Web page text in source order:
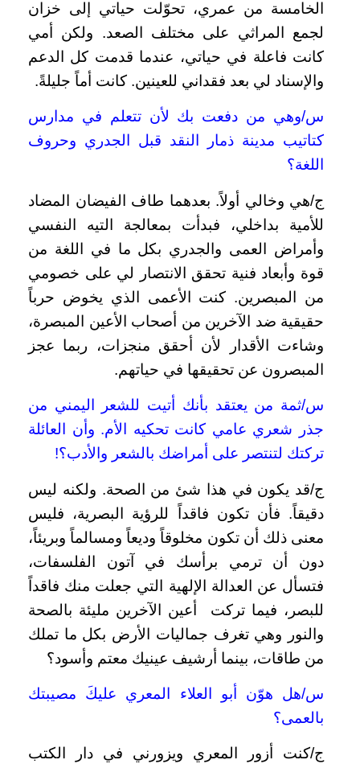
الخامسة من عمري، تحوّلت حياتي إلى خزان
لجمع المراثي على مختلف الصعد. ولكن أمي
كانت فاعلة في حياتي، عندما قدمت كل الدعم
والإسناد لي بعد فقداني للعينين. كانت أماً جليلةً.
س/وهي من دفعت بك لأن تتعلم في مدارس
كتاتيب مدينة ذمار النقد قبل الجدري وحروف
اللغة؟
ج/هي وخالي أولاً. بعدهما طاف الفيضان المضاد
للأمية بداخلي، فبدأت بمعالجة التيه النفسي
وأمراض العمى والجدري بكل ما في اللغة من
قوة وأبعاد فنية تحقق الانتصار لي على خصومي
من المبصرين. كنت الأعمى الذي يخوض حرباً
حقيقية ضد الآخرين من أصحاب الأعين المبصرة،
وشاءت الأقدار لأن أحقق منجزات، ربما عجز
المبصرون عن تحقيقها في حياتهم.
س/ثمة من يعتقد بأنك أتيت للشعر اليمني من
جذر شعري عامي كانت تحكيه الأم. وأن العائلة
تركتك لتنتصر على أمراضك بالشعر والأدب؟!
ج/قد يكون في هذا شئ من الصحة. ولكنه ليس
دقيقاً. فأن تكون فاقداً للرؤية البصرية، فليس
معنى ذلك أن تكون مخلوقاً وديعاً ومسالماً وبريئاً،
دون أن ترمي برأسك في آتون الفلسفات،
فتسأل عن العدالة الإلهية التي جعلت منك فاقداً
للبصر، فيما تركت أعين الآخرين مليئة بالصحة
والنور وهي تغرف جماليات الأرض بكل ما تملك
من طاقات، بينما أرشيف عينيك معتم وأسود؟
س/هل هوّن أبو العلاء المعري عليكَ مصيبتك
بالعمى؟
ج/كنت أزور المعري ويزورني في دار الكتب